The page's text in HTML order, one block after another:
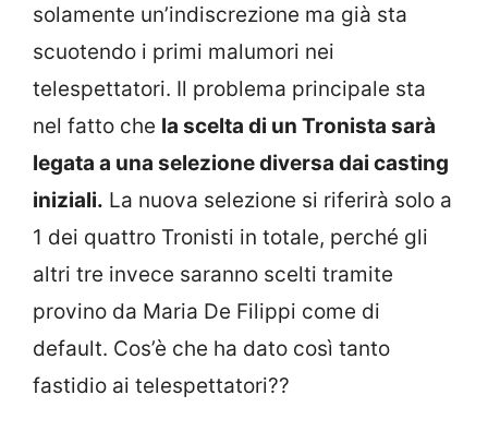
solamente un’indiscrezione ma già sta
scuotendo i primi malumori nei
telespettatori. Il problema principale sta
nel fatto che la scelta di un Tronista sarà
legata a una selezione diversa dai casting
iniziali. La nuova selezione si riferirà solo a
1 dei quattro Tronisti in totale, perché gli
altri tre invece saranno scelti tramite
provino da Maria De Filippi come di
default. Cos’è che ha dato così tanto
fastidio ai telespettatori??